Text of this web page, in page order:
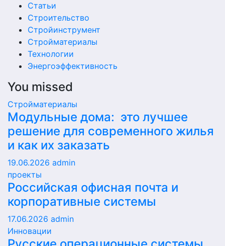
Статьи
Строительство
Стройинструмент
Стройматериалы
Технологии
Энергоэффективность
You missed
Стройматериалы
Модульные дома: это лучшее
решение для современного жилья
и как их заказать
19.06.2026 admin
проекты
Российская офисная почта и
корпоративные системы
17.06.2026 admin
Инновации